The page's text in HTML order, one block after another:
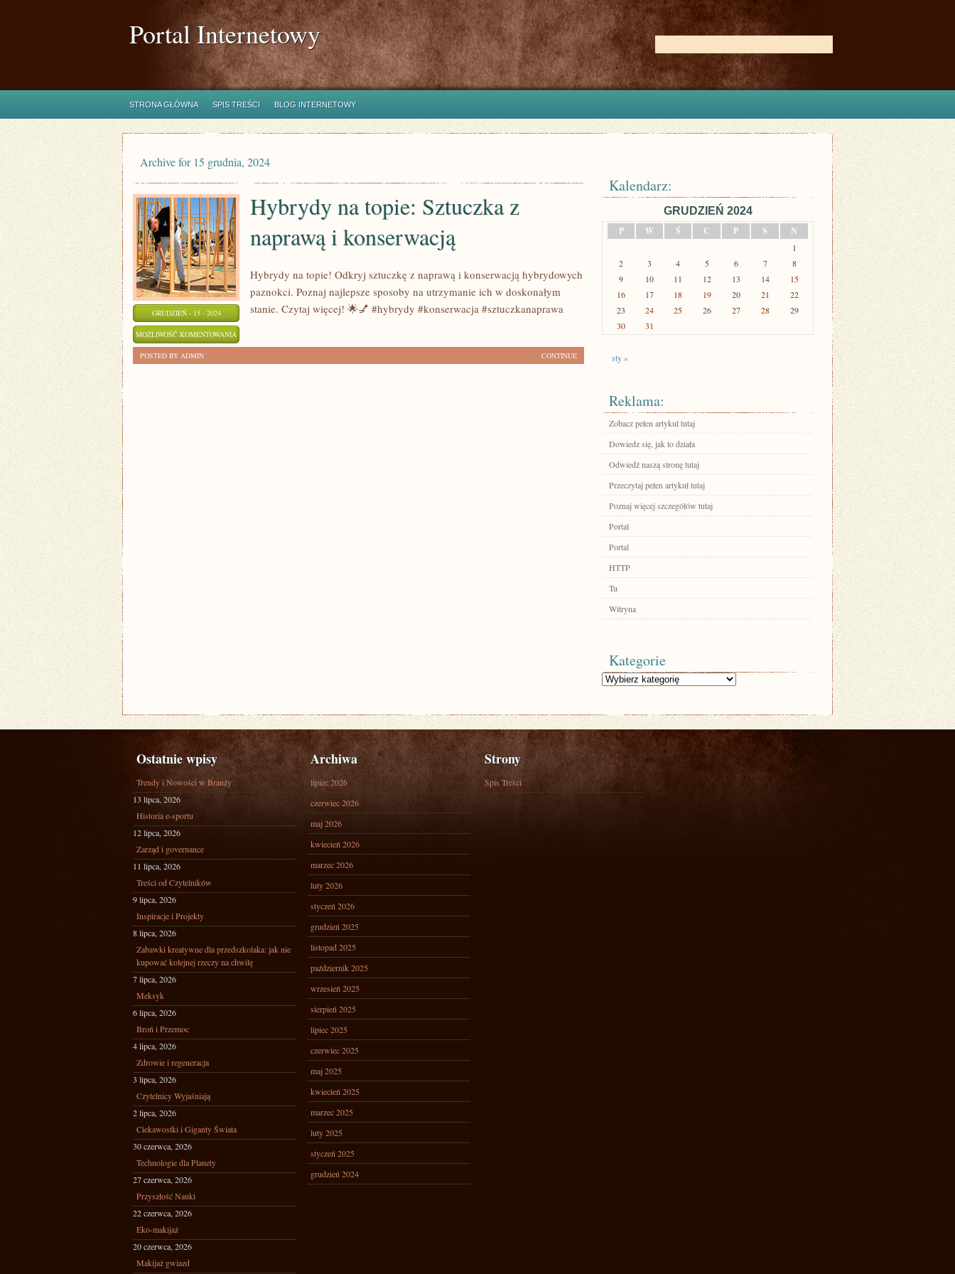
Portal Internetowy
STRONA GŁÓWNA SPIS TREŚCI BLOG INTERNETOWY
Archive for 15 grudnia, 2024
GRUDZIEŃ - 15 - 2024
MOŻLIWOŚĆ KOMENTOWANIA
ZOSTAŁA WYŁĄCZONA
Hybrydy na topie: Sztuczka z
naprawą i konserwacją
Hybrydy na topie! Odkryj sztuczkę z naprawą i konserwacją hybrydowych
paznokci. Poznaj najlepsze sposoby na utrzymanie ich w doskonałym
stanie. Czytaj więcej! 🌟💅 #hybrydy #konserwacja #sztuczkanaprawa
CONTINUE
POSTED BY ADMIN
Kalendarz:
GRUDZIEŃ 2024
P
W Ś C P S N
1
2
3 4 5 6 7
8
9
10 11 12 13 14
15
16
17 18 19 20 21
22
23
24 25 26 27 28
29
30
31
sty »
Reklama:
Zobacz pełen artykuł tutaj
Dowiedz się, jak to działa
Odwiedź naszą stronę tutaj
Przeczytaj pełen artykuł tutaj
Poznaj więcej szczegółów tutaj
Portal
Portal
HTTP
Tu
Witryna
Kategorie
Kategorie
Ostatnie wpisy
Trendy i Nowości w Branży
13 lipca, 2026
Historia e-sportu
12 lipca, 2026
Zarząd i governance
11 lipca, 2026
Treści od Czytelników
9 lipca, 2026
Inspiracje i Projekty
8 lipca, 2026
Zabawki kreatywne dla przedszkolaka: jak nie
kupować kolejnej rzeczy na chwilę
7 lipca, 2026
Meksyk
6 lipca, 2026
Broń i Przemoc
4 lipca, 2026
Zdrowie i regeneracja
3 lipca, 2026
Czytelnicy Wyjaśniają
2 lipca, 2026
Ciekawostki i Giganty Świata
30 czerwca, 2026
Technologie dla Planety
27 czerwca, 2026
Przyszłość Nauki
22 czerwca, 2026
Eko-makijaż
20 czerwca, 2026
Makijaż gwiazd
Archiwa
lipiec 2026
czerwiec 2026
maj 2026
kwiecień 2026
marzec 2026
luty 2026
styczeń 2026
grudzień 2025
listopad 2025
październik 2025
wrzesień 2025
sierpień 2025
lipiec 2025
czerwiec 2025
maj 2025
kwiecień 2025
marzec 2025
luty 2025
styczeń 2025
grudzień 2024
Strony
Spis Treści